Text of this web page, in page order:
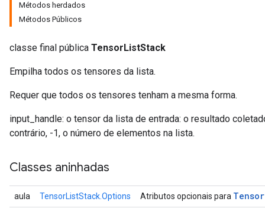
Métodos herdados
Métodos Públicos
classe final pública TensorListStack
Empilha todos os tensores da lista.
Requer que todos os tensores tenham a mesma forma.
input_handle: o tensor da lista de entrada: o resultado
contrário, -1, o número de elementos na lista.
Classes aninhadas
aula TensorListStack.Options Atributos opcionais para Tensor